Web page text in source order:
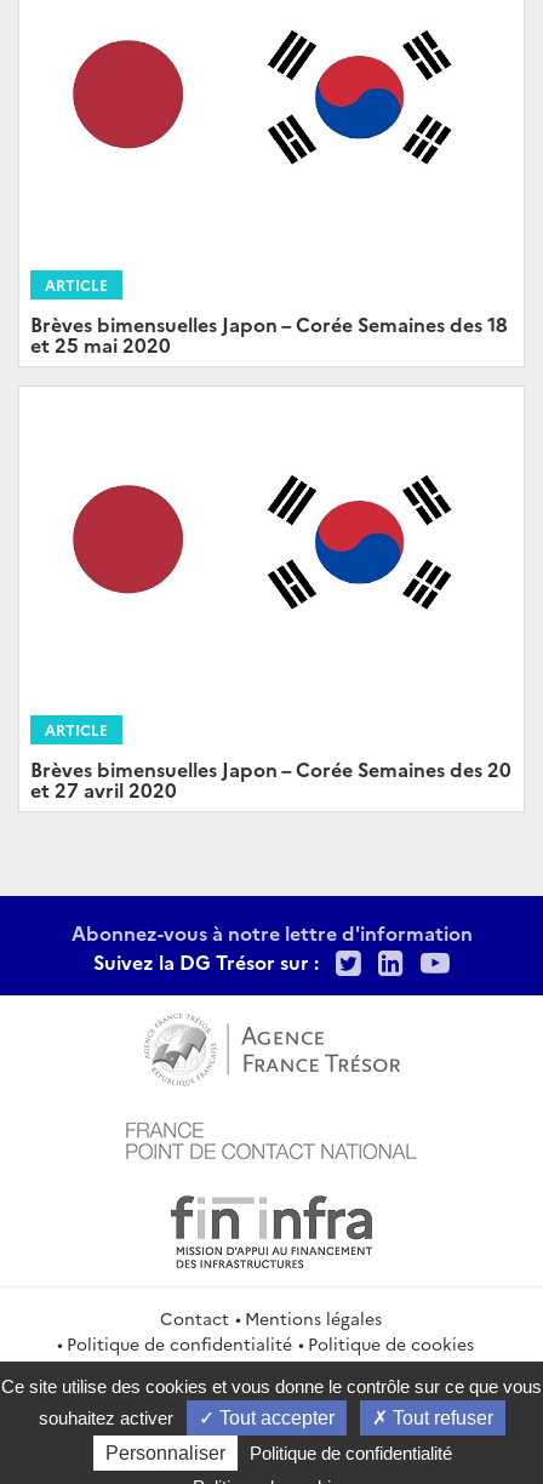
ARTICLE
Brèves bimensuelles Japon – Corée Semaines des 18
et 25 mai 2020
ARTICLE
Brèves bimensuelles Japon – Corée Semaines des 20
et 27 avril 2020
Abonnez-vous à notre lettre d'information
Suivez la DG Trésor sur :
TwitterLinkedIn
Contact
Mentions légales
Politique de confidentialité
Politique de cookies
Gestion des cookies
Flux RSS
service-public.gouv.fr
legifrance.gouv.fr
info.gouv.fr
data.gouv.fr
Ce site utilise des cookies et vous donne le contrôle sur ce que vous
souhaitez activer
Tout accepter
Tout refuser
Personnaliser
Politique de confidentialité